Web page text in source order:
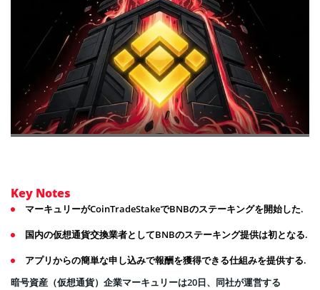
Key Notes
マーキュリーがCoinTradeStakeでBNBのステーキングを開始した.
国内の仮想通貨交換業者としてBNBのステーキング提供は初となる.
アプリからの簡単な申し込みで報酬を獲得できる仕組みを提供する.
暗号資産（仮想通貨）企業マーキュリーは20日、同社が運営する